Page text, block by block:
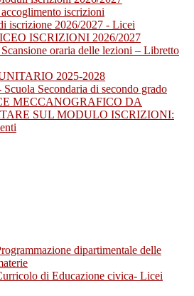
iscrizioni
iscrizione 2026/2027 - Licei
ISCRIZIONI 2026/2027
oraria delle lezioni – Libretto
2025-2028
Secondaria di secondo grado
MECCANOGRAFICO DA
SUL MODULO ISCRIZIONI:
dipartimentale delle
di Educazione civica- Licei